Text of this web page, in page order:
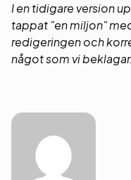
I en tidigare version
tappat "en miljon"
redigeringen och
något som vi